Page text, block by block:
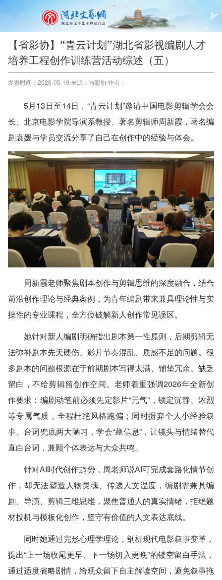
【省影协】“青云计划”湖北省影视编剧人才
培养工程创作训练营活动综述（五）
发表时间：2026-05-19 来源：省影协 作者：
5月13日至14日，“青云计划”邀请中国电影剪辑学会会
长、北京电影学院导演系教授、著名剪辑师周新霞，著名编
剧袁媛与学员交流分享了自己在创作中的经验与体会。
周新霞老师聚焦剧本创作与剪辑思维的深度融合，结合
前沿创作理论与经典案例，为青年编剧带来兼具理论性与实
操性的专业课程，全方位破解新人创作常见误区。
她针对新人编剧明确指出剧本第一性原则，后期剪辑无
法弥补剧本先天硬伤、影片节奏混乱、质感不足的问题。很
多剧本的问题根源在于前期剧本写得太满、铺垫冗余、缺乏
留白，不给剪辑留创作空间。老师着重强调2026年全新创
作要求：编剧动笔前必须先定影片“元气”，锁定沉静、浓烈
等专属气质，全程杜绝风格跑偏；同时摒弃个人小经验叙
事、台词兜底两大陋习，学会“藏信息”，让镜头与情绪替代
直白台词，兼顾个体表达与大众共鸣。
针对AI时代创作趋势，周老师说AI可完成套路化情节创
作，却无法塑造人物灵魂、传递人文温度，编剧需兼具编
剧、导演、剪辑三维思维，聚焦普通人的真实情绪，拒绝题
材投机与模板化创作，坚守有价值的人文表达底线。
同时她通过完形心理学理论，剖析现代电影叙事变革，
提出“上一场收尾更早、下一场切入更晚”的镂空留白手法，
通过适度省略剧情，给观众留下自主解读空间，避免叙事拖